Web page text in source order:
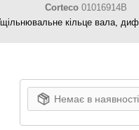
Corteco01016914B
кільце вала,
Немає в наявності